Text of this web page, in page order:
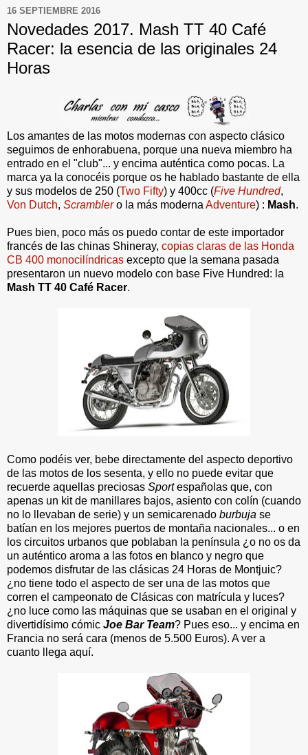
16 SEPTIEMBRE 2016
Novedades 2017. Mash TT 40 Café
Racer: la esencia de las originales 24
Horas
Los amantes de las motos modernas con aspecto clásico
seguimos de enhorabuena, porque una nueva miembro ha
entrado en el "club"... y encima auténtica como pocas. La
marca ya la conocéis porque os he hablado bastante de ella
y sus modelos de 250 (Two Fifty) y 400cc (Five Hundred,
Von Dutch, Scramblero la más moderna Adventure) : Mash.
Pues bien, poco más os puedo contar de este importador
francés de las chinas Shineray, copias claras de las Honda
CB 400 monocilíndricas excepto que la semana pasada
presentaron un nuevo modelo con base Five Hundred: la
Mash TT 40 Café Racer.
Como podéis ver, bebe directamente del aspecto deportivo
de las motos de los sesenta, y ello no puede evitar que
recuerde aquellas preciosas Sportespañolas que, con
apenas un kit de manillares bajos, asiento con colín (cuando
no lo llevaban de serie) y un semicarenado burbuja se
batían en los mejores puertos de montaña nacionales... o en
los circuitos urbanos que poblaban la península ¿o no os da
un auténtico aroma a las fotos en blanco y negro que
podemos disfrutar de las clásicas 24 Horas de Montjuic?
¿no tiene todo el aspecto de ser una de las motos que
corren el campeonato de Clásicas con matrícula y luces?
¿no luce como las máquinas que se usaban en el original y
divertidísimo cómic Joe Bar Team? Pues eso... y encima en
Francia no será cara (menos de 5.500 Euros). A ver a
cuanto llega aquí.